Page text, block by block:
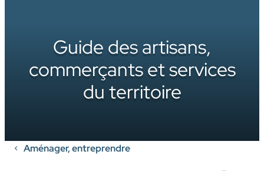
Guide des artisans,
commerçants et services
du territoire
Aménager, entreprendre